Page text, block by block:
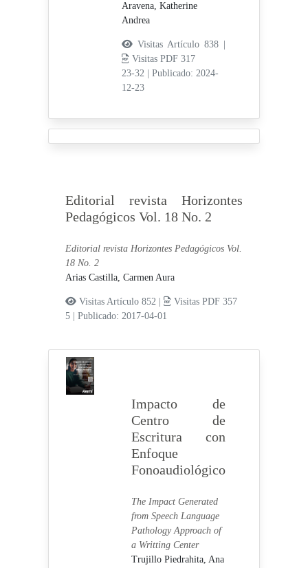
Aravena, Katherine
Andrea
Visitas Artículo 838 |
Visitas PDF 317
23-32
Publicado: 2024-
12-23
Editorial revista Horizontes
Pedagógicos Vol. 18 No. 2
Editorial revista Horizontes Pedagógicos Vol.
18 No. 2
Arias Castilla, Carmen Aura
Visitas Artículo 852 |
Visitas PDF 357
5
|Publicado: 2017-04-01
Impacto de
Centro de
Escritura con
Enfoque
Fonoaudiológico
The Impact Generated
from Speech Language
Pathology Approach of
a Writting Center
Trujillo Piedrahita, Ana